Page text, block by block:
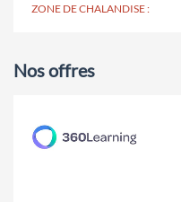
ZONE DE CHALANDISE :
Nos offres